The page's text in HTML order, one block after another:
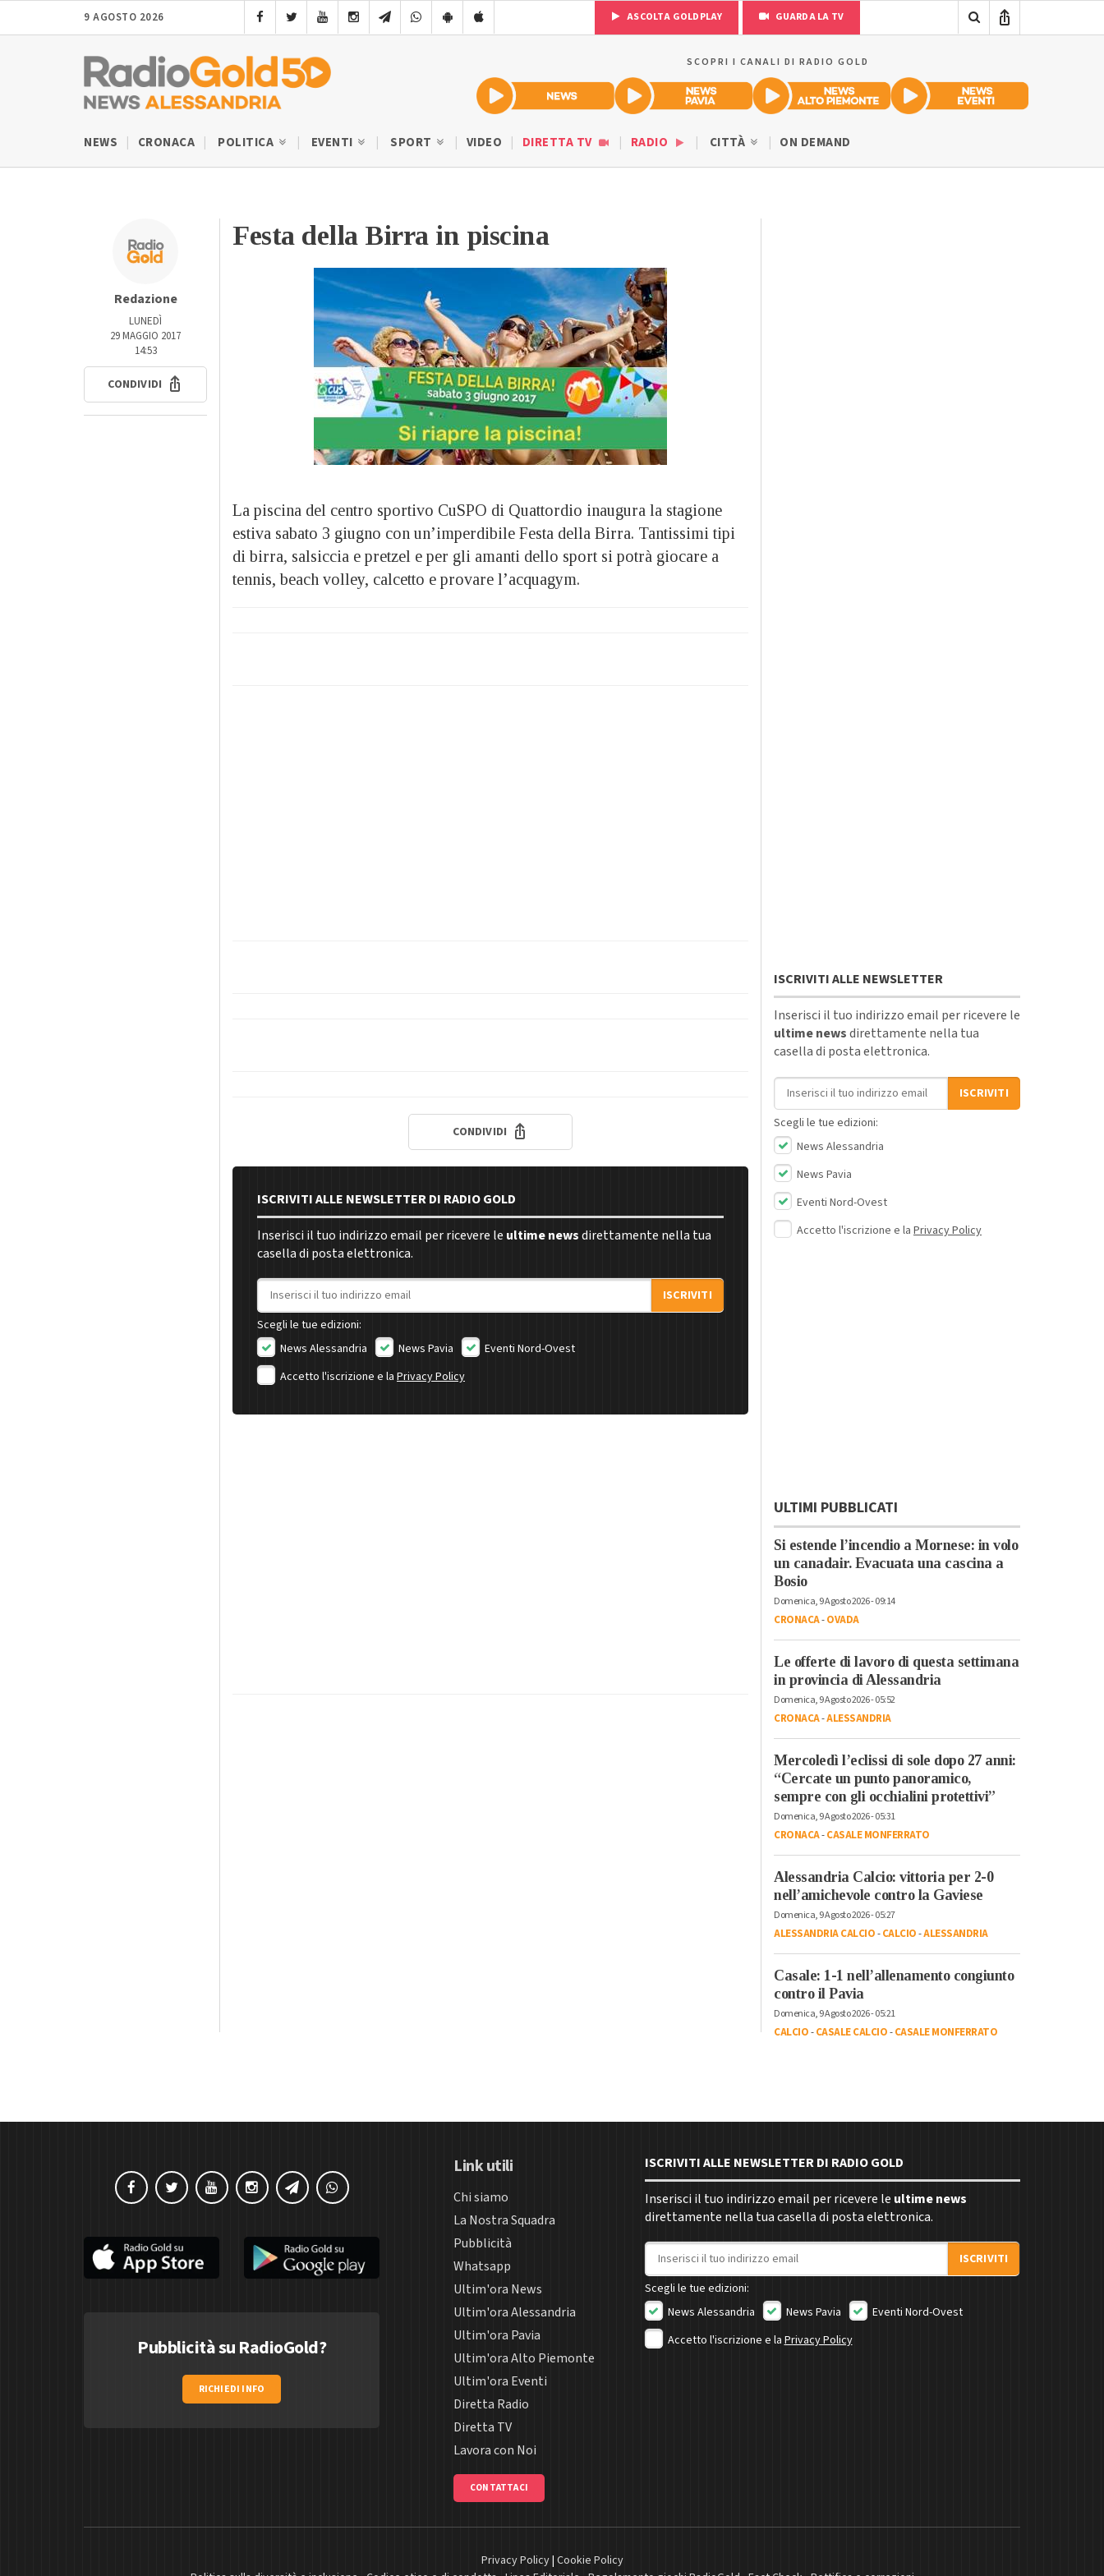
9 AGOSTO 2026 ASCOLTA GOLDPLAY GUARDA LA TV
SCOPRI I CANALI DI RADIO GOLD
NEWS CRONACA POLITICA EVENTI SPORT VIDEO DIRETTA TV RADIO CITTÀ ON DEMAND
Redazione
LUNEDÌ
29 MAGGIO 2017
14:53
CONDIVIDI
Festa della Birra in piscina
La piscina del centro sportivo CuSPO di Quattordio inaugura la stagione
estiva sabato 3 giugno con un’imperdibile Festa della Birra. Tantissimi tipi
di birra, salsiccia e pretzel e per gli amanti dello sport si potrà giocare a
tennis, beach volley, calcetto e provare l’acquagym.
CONDIVIDI
ISCRIVITI ALLE NEWSLETTER DI RADIO GOLD
Inserisci il tuo indirizzo email per ricevere le ultime newsdirettamente nella tua
casella di posta elettronica.
Indirizzo email
ISCRIVITI
Scegli le tue edizioni:
News Alessandria
News Pavia
Eventi Nord-Ovest
Accetto l'iscrizione e la Privacy Policy
ISCRIVITI ALLE NEWSLETTER
Inserisci il tuo indirizzo email per ricevere le
ultime newsdirettamente nella tua
casella di posta elettronica.
Indirizzo email
ISCRIVITI
Scegli le tue edizioni:
News Alessandria
News Pavia
Eventi Nord-Ovest
Accetto l'iscrizione e la Privacy Policy
ULTIMI PUBBLICATI
Si estende l’incendio a Mornese: in volo
un canadair. Evacuata una cascina a
Bosio
Domenica, 9 Agosto 2026 - 09:14
CRONACA-OVADA
Le offerte di lavoro di questa settimana
in provincia di Alessandria
Domenica, 9 Agosto 2026 - 05:52
CRONACA-ALESSANDRIA
Mercoledì l’eclissi di sole dopo 27 anni:
“Cercate un punto panoramico,
sempre con gli occhialini protettivi”
Domenica, 9 Agosto 2026 - 05:31
CRONACA-CASALE MONFERRATO
Alessandria Calcio: vittoria per 2-0
nell’amichevole contro la Gaviese
Domenica, 9 Agosto 2026 - 05:27
ALESSANDRIA CALCIO-CALCIO-ALESSANDRIA
Casale: 1-1 nell’allenamento congiunto
contro il Pavia
Domenica, 9 Agosto 2026 - 05:21
CALCIO-CASALE CALCIO-CASALE MONFERRATO
Pubblicità su RadioGold?
RICHIEDI INFO
Link utili
Chi siamo
La Nostra Squadra
Pubblicità
Whatsapp
Ultim'ora News
Ultim'ora Alessandria
Ultim'ora Pavia
Ultim'ora Alto Piemonte
Ultim'ora Eventi
Diretta Radio
Diretta TV
Lavora con Noi
CONTATTACI
ISCRIVITI ALLE NEWSLETTER DI RADIO GOLD
Inserisci il tuo indirizzo email per ricevere le ultime news
direttamente nella tua casella di posta elettronica.
Indirizzo email
ISCRIVITI
Scegli le tue edizioni:
News Alessandria
News Pavia
Eventi Nord-Ovest
Accetto l'iscrizione e la Privacy Policy
Privacy Policy| Cookie Policy